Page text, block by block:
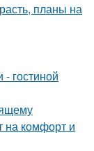
планы на
гостиной
на комфорт и